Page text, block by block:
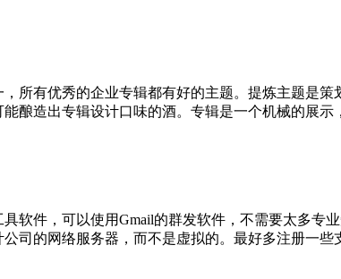
所有优秀的企业专辑都有好的主题。提炼主题是
酿造出专辑设计口味的酒。专辑是一个机械的展
软件，可以使用Gmail的群发软件，不需要太多
司的网络服务器，而不是虚拟的。最好多注册一些